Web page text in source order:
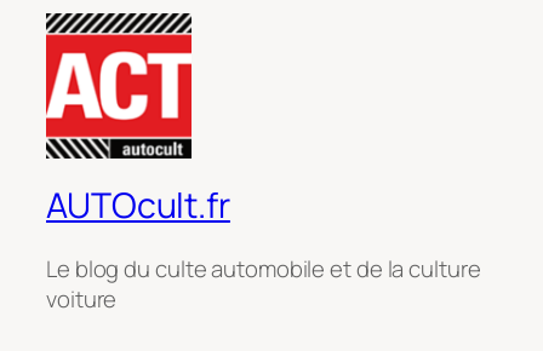
AUTOcult.fr
Le blog du culte automobile et de la culture
voiture